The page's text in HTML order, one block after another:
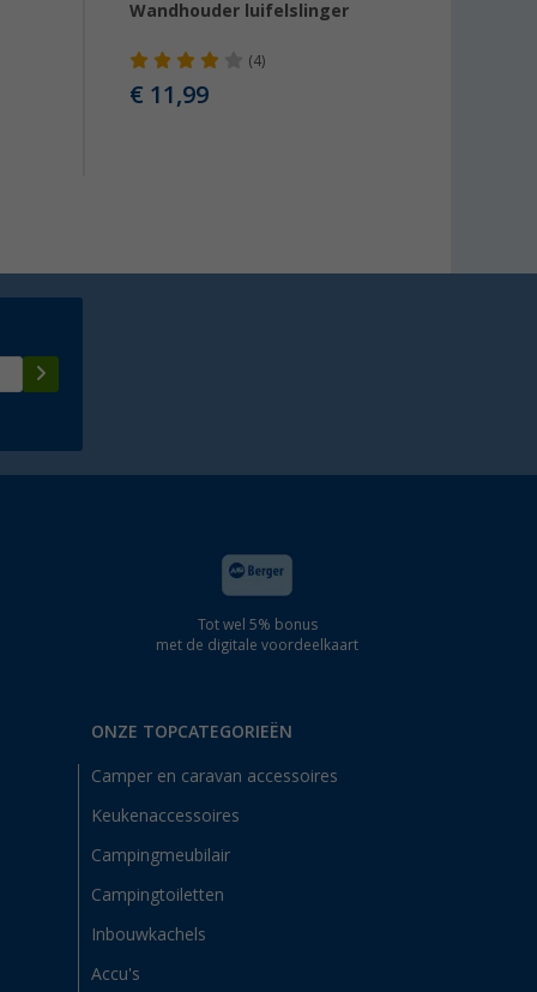
Wandhouder luifelslinger
(4)
€ 11,99
Tot wel 5% bonus
met de digitale voordeelkaart
ONZE TOPCATEGORIEËN
Camper en caravan accessoires
Keukenaccessoires
Campingmeubilair
Campingtoiletten
Inbouwkachels
Accu's